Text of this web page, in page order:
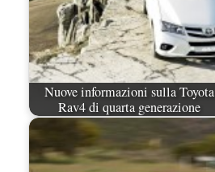
Nuove informazioni sulla Toyota
Rav4 di quarta generazione